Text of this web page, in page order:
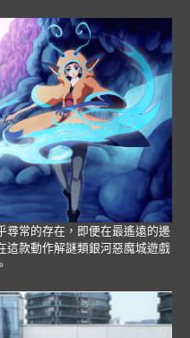
尋常的存在，即便在最遙遠的邊
款動作解謎類銀河惡魔城遊戲